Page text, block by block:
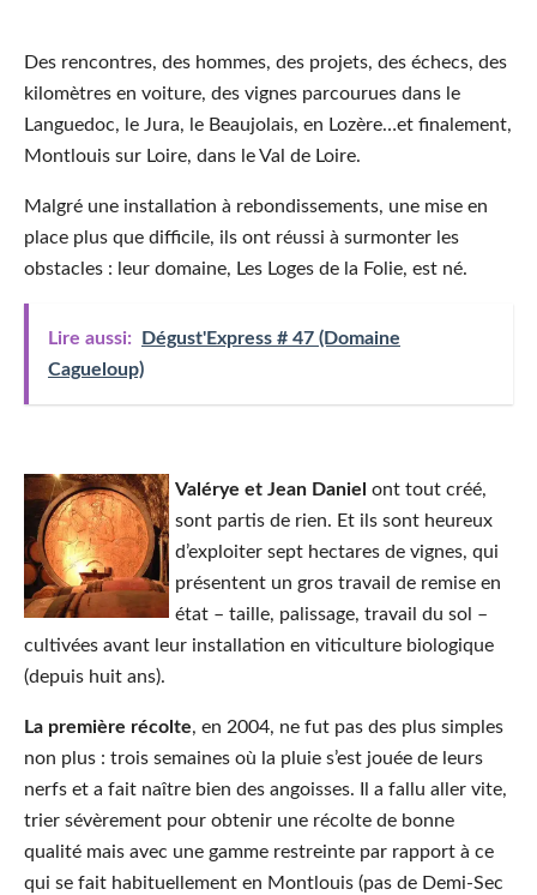
Des rencontres, des hommes, des projets, des échecs, des
kilomètres en voiture, des vignes parcourues dans le
Languedoc, le Jura, le Beaujolais, en Lozère…et finalement,
Montlouis sur Loire, dans le Val de Loire.
Malgré une installation à rebondissements, une mise en
place plus que difficile, ils ont réussi à surmonter les
obstacles : leur domaine, Les Loges de la Folie, est né.
Lire aussi:
Dégust'Express # 47 (Domaine
Cagueloup)
Valérye et Jean Daniel ont tout créé,
sont partis de rien. Et ils sont heureux
d’exploiter sept hectares de vignes, qui
présentent un gros travail de remise en
état – taille, palissage, travail du sol –
cultivées avant leur installation en viticulture biologique
(depuis huit ans).
La première récolte, en 2004, ne fut pas des plus simples
non plus : trois semaines où la pluie s’est jouée de leurs
nerfs et a fait naître bien des angoisses. Il a fallu aller vite,
trier sévèrement pour obtenir une récolte de bonne
qualité mais avec une gamme restreinte par rapport à ce
qui se fait habituellement en Montlouis (pas de Demi-Sec